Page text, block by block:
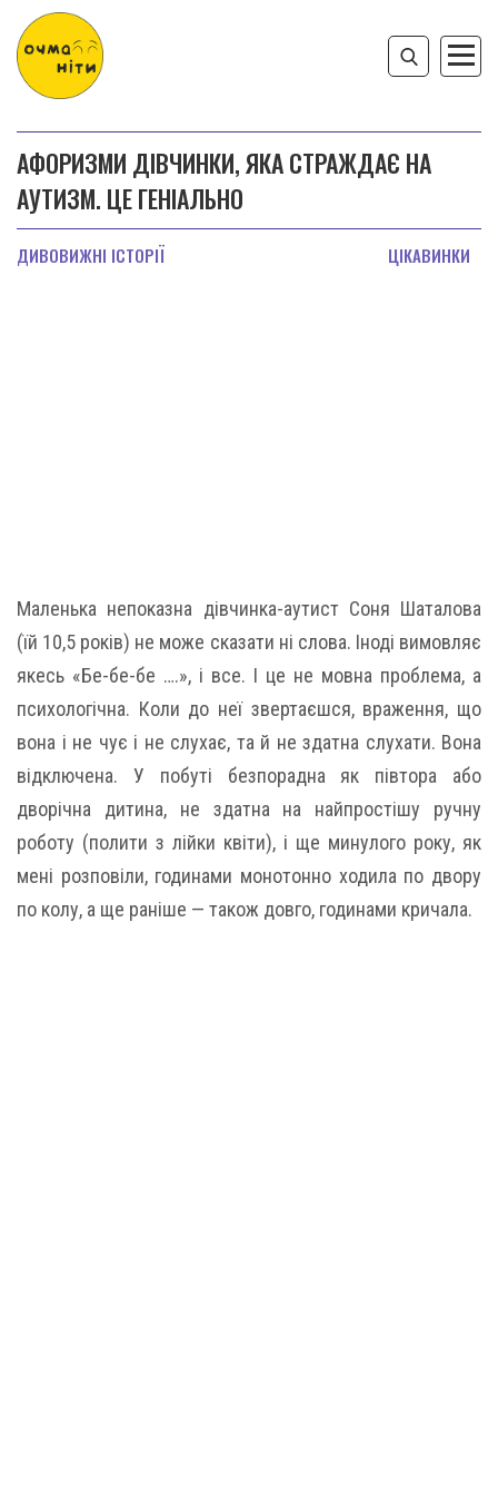
АФОРИЗМИ ДІВЧИНКИ, ЯКА СТРАЖДАЄ НА
АУТИЗМ. ЦЕ ГЕНІАЛЬНО
ДИВОВИЖНІ ІСТОРІЇ ЦІКАВИНКИ
Маленька непоказна дівчинка-аутист Соня Шаталова
(їй 10,5 років) не може сказати ні слова. Іноді вимовляє
якесь «Бе-бе-бе ….», і все. І це не мовна проблема, а
психологічна. Коли до неї звертаєшся, враження, що
вона і не чує і не слухає, та й не здатна слухати. Вона
відключена. У побуті безпорадна як півтора або
дворічна дитина, не здатна на найпростішу ручну
роботу (полити з лійки квіти), і ще минулого року, як
мені розповіли, годинами монотонно ходила по двору
по колу, а ще раніше — також довго, годинами кричала.